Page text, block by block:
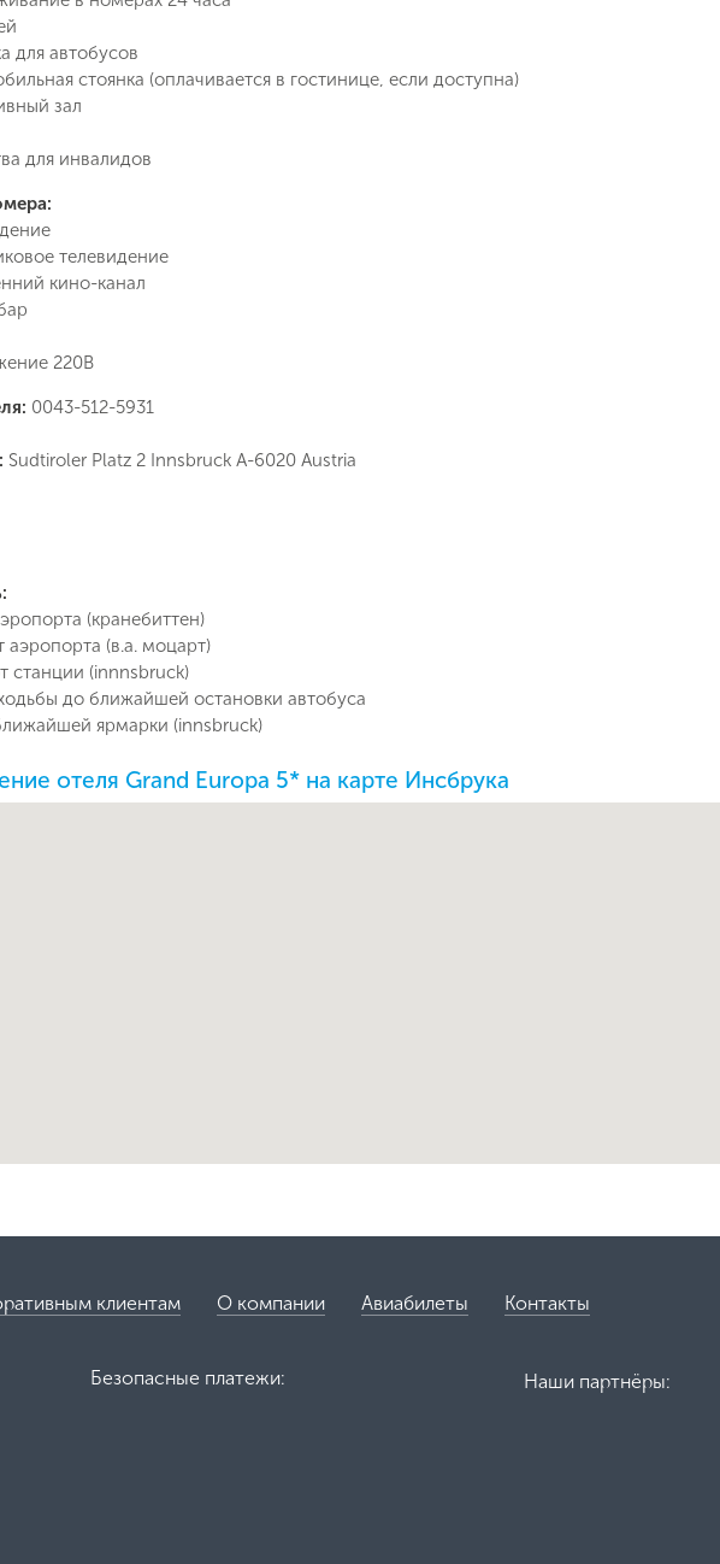
Телефон
Email
на обработку персональных данных в соответствии с
обработки персональных данных
для автобусов
стоянка (оплачивается в гостинице, если доступна)
зал
для инвалидов
телевидение
кино-канал
220В
0043-512-5931
Sudtiroler Platz 2 Innsbruck A-6020 Austria
(кранебиттен)
аэропорта (в.а. моцарт)
станции (innnsbruck)
до ближайшей остановки автобуса
ярмарки (innsbruck)
отеля Grand Europa 5* на карте Инсбрука
клиентам О компании Авиабилеты Контакты
Безопасные платежи: Наши партнёры: